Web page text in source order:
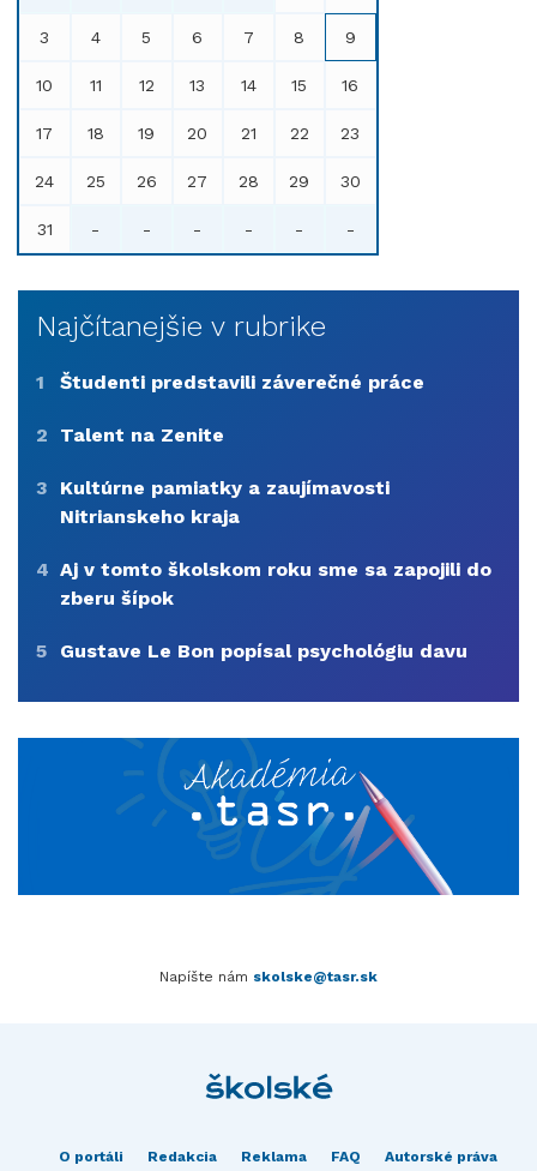
3 4 5 6 7 8 9
10 11 12 13 14 15 16
17 18 19 20 21 22 23
24 25 26 27 28 29 30
31 - - - - - -
Najčítanejšie v rubrike
1 Študenti predstavili záverečné práce
2 Talent na Zenite
3
Kultúrne pamiatky a zaujímavosti
Nitrianskeho kraja
4 Aj v tomto školskom roku sme sa zapojili do
zberu šípok
5 Gustave Le Bon popísal psychológiu davu
Napíšte nám skolske@tasr.sk
O portáli Redakcia Reklama FAQ Autorské práva